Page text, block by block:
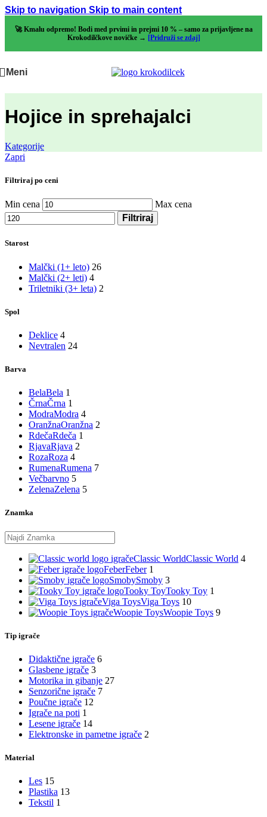
Skip to navigation Skip to main content
🚀 Kmalu odpremo! Bodi med prvimi in prejmi 10 % – samo za prijavljene na
Krokodilčkove novičke → [Pridruži se zdaj]
Meni
Hojice in sprehajalci
Kategorije
Zapri
Filtriraj po ceni
Min cena
Max cena
Filtriraj
Starost
Malčki (1+ leto) 26
Malčki (2+ leti) 4
Triletniki (3+ leta) 2
Spol
Deklice 4
Nevtralen 24
Barva
BelaBela 1
ČrnaČrna 1
ModraModra 4
OranžnaOranžna 2
RdečaRdeča 1
RjavaRjava 2
RozaRoza 4
RumenaRumena 7
Večbarvno 5
ZelenaZelena 5
Znamka
Classic WorldClassic World 4
FeberFeber 1
SmobySmoby 3
Tooky ToyTooky Toy 1
Viga ToysViga Toys 10
Woopie ToysWoopie Toys 9
Tip igrače
Didaktične igrače 6
Glasbene igrače 3
Motorika in gibanje 27
Senzorične igrače 7
Poučne igrače 12
Igrače na poti 1
Lesene igrače 14
Elektronske in pametne igrače 2
Material
Les 15
Plastika 13
Tekstil 1